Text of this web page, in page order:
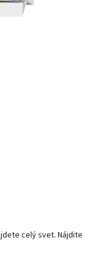
celý svet. Nájdite